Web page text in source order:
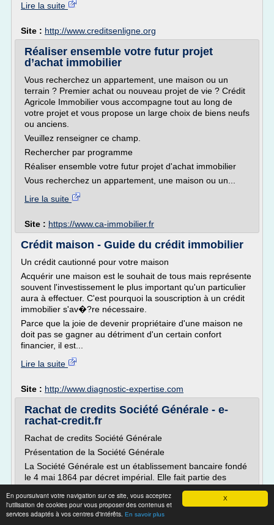
X
En poursuivant votre navigation sur ce site, vous acceptez
l'utilisation de cookies pour vous proposer des contenus et
services adaptés à vos centres d'intérêts. En savoir plus
Lire la suite
Site : http://www.creditsenligne.org
Réaliser ensemble votre futur projet
d’achat immobilier
Vous recherchez un appartement, une maison ou un
terrain ? Premier achat ou nouveau projet de vie ? Crédit
Agricole Immobilier vous accompagne tout au long de
votre projet et vous propose un large choix de biens neufs
ou anciens.
Veuillez renseigner ce champ.
Rechercher par programme
Réaliser ensemble votre futur projet d'achat immobilier
Vous recherchez un appartement, une maison ou un...
Lire la suite
Site : https://www.ca-immobilier.fr
Crédit maison - Guide du crédit immobilier
Un crédit cautionné pour votre maison
Acquérir une maison est le souhait de tous mais représente
souvent l'investissement le plus important qu'un particulier
aura à effectuer. C'est pourquoi la souscription à un crédit
immobilier s'av�?re nécessaire.
Parce que la joie de devenir propriétaire d'une maison ne
doit pas se gagner au détriment d'un certain confort
financier, il est...
Lire la suite
Site : http://www.diagnostic-expertise.com
Rachat de credits Société Générale - e-
rachat-credit.fr
Rachat de credits Société Générale
Présentation de la Société Générale
La Société Générale est un établissement bancaire fondé
le 4 mai 1864 par décret impérial. Elle fait partie des
française non mutualiste : Société Générale, LCL et BNP
Paribas. La Société Générale a une portée internationale